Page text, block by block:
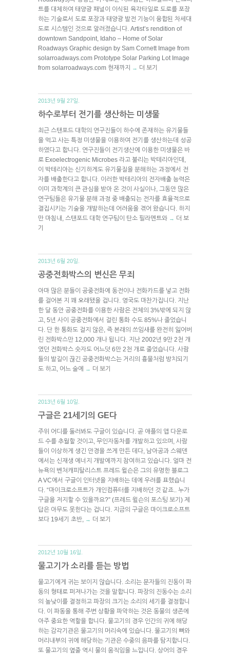
트를 대체하여 태양광 패널이 이식된 육각타일로 도로를 포장
하는 기술로서 도로 포장과 태양광 발전 기능이 융합된 차세대
도로 시스템인 것으로 알려졌습니다. Artist’s rendition of
downtown Sandpoint, Idaho – Home of Solar
Roadways Graphic design by Sam Cornett Image from
solarroadways.com Prototype Solar Parking Lot Image
from solarroadways.com 현재까지
→ 더 보기
2013년 9월 27일.
하수로부터 전기를 생산하는 미생물
최근 스탠포드 대학의 연구진들이 하수에 존재하는 유기물들
을 먹고 사는 특정 미생물을 이용하여 전기를 생산하는데 성공
하였다고 합니다. 연구진들이 전기생산에 이용한 미생물은 바
로 Exoelectrogenic Microbes 라고 불리는 박테리아인데,
이 박테리아는 신기하게도 유기물질을 분해하는 과정에서 전
자를 배출한다고 합니다. 이러한 박테리아의 전자배출 능력은
이미 과학계의 큰 관심을 받아 온 것이 사실이나, 그동안 많은
연구팀들은 유기물 분해 과정 중 배출되는 전자를 효율적으로
결집시키는 기술을 개발하는데 어려움을 겪어 왔습니다. 하지
만 마침내, 스탠포드 대학 연구팀이 탄소 필라멘트와 → 더 보
기
2013년 6월 20일.
공중전화박스의 변신은 무죄
아마 많은 분들이 공중전화에 동전이나 전화카드를 넣고 전화
를 걸어본 지 꽤 오래됐을 겁니다. 영국도 마찬가집니다. 지난
한 달 동안 공중전화를 이용한 사람은 전체의 3%밖에 되지 않
고, 5년 사이 공중전화에서 걸린 통화 수도 85%나 줄었습니
다. 단 한 통화도 걸지 않은, 즉 본래의 쓰임새를 완전히 잃어버
린 전화박스만 12,000 개나 됩니다. 지난 2002년 9만 2천 개
였던 전화박스 숫자도 어느덧 6만 2천 개로 줄었습니다. 사람
들의 발길이 끊긴 공중전화박스는 거리의 흉물처럼 방치되기
도 하고, 어느 술에
→ 더 보기
2013년 6월 10일.
구글은 21세기의 GE다
주위 어디를 둘러봐도 구글이 있습니다. 곧 애플의 앱 다운로
드 수를 추월할 것이고, 무인자동차를 개발하고 있으며, 사람
들이 이상하게 생긴 안경을 쓰게 만든 데다, 남아공과 스웨덴
에서는 신재생 에너지 개발에까지 참여하고 있습니다. 얼마 전
뉴욕의 벤쳐캐피탈리스트 프레드 윌슨은 그의 유명한 블로그
A VC에서 구글이 인터넷을 지배하는 데에 우려를 표했습니
다. “마이크로소프트가 개인컴퓨터를 지배하던 것 같죠.. 누가
구글을 저지할 수 있을까요?” (프레드 윌슨의 포스팅 보기) 제
답은 아무도 못한다는 겁니다. 지금의 구글은 마이크로소프트
보다 19세기 초반,
→ 더 보기
2012년 10월 16일.
물고기가 소리를 듣는 방법
물고기에게 귀는 보이지 않습니다. 소리는 분자들의 진동이 파
동의 형태로 퍼져나가는 것을 말합니다. 파장의 진동수는 소리
의 높낮이를 결정하고 파장의 크기는 소리의 세기를 결정합니
다. 이 파동을 통해 주변 상황을 파악하는 것은 동물의 생존에
아주 중요한 역할을 합니다. 물고기의 경우 인간의 귀에 해당
하는 감각기관은 물고기의 머리속에 있습니다. 물고기의 뼈와
머리내부의 귀에 해당하는 기관은 수중의 음파를 탐지합니다.
또 물고기의 옆줄 역시 물의 움직임을 느낍니다. 상어의 경우